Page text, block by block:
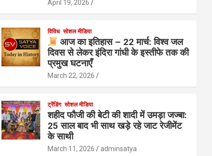
April 19, 2026
विविध सोशल मीडिया
आज का इतिहास – 22 मार्च: विश्व जल
दिवस से लेकर इंदिरा गांधी के इस्तीफे तक की
प्रमुख घटनाएँ
March 22, 2026
ट्रेंडिंग सोशल मीडिया
शहीद फौजी की बेटी की शादी में उमड़ा जज्बा:
25 साल बाद भी साथ खड़े रहे जाट रेजीमेंट
के साथी
March 11, 2026 adminsatya